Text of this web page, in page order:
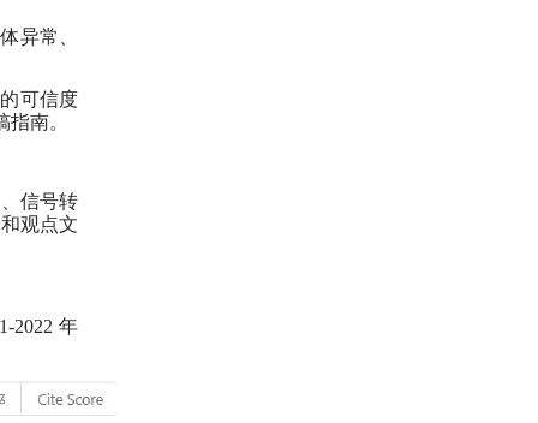
异常、
可信度
南。
信号转
观点文
2022 年